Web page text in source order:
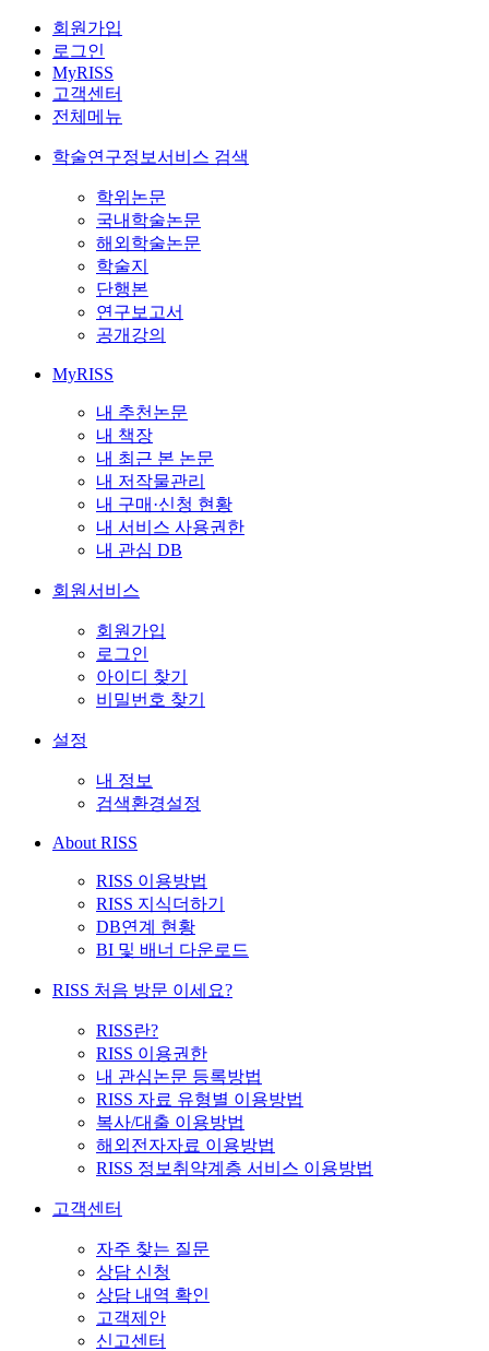
회원가입
로그인
MyRISS
고객센터
전체메뉴
학술연구정보서비스 검색
학위논문
국내학술논문
해외학술논문
학술지
단행본
연구보고서
공개강의
MyRISS
내 추천논문
내 책장
내 최근 본 논문
내 저작물관리
내 구매·신청 현황
내 서비스 사용권한
내 관심 DB
회원서비스
회원가입
로그인
아이디 찾기
비밀번호 찾기
설정
내 정보
검색환경설정
About RISS
RISS 이용방법
RISS 지식더하기
DB연계 현황
BI 및 배너 다운로드
RISS 처음 방문 이세요?
RISS란?
RISS 이용권한
내 관심논문 등록방법
RISS 자료 유형별 이용방법
복사/대출 이용방법
해외전자자료 이용방법
RISS 정보취약계층 서비스 이용방법
고객센터
자주 찾는 질문
상담 신청
상담 내역 확인
고객제안
신고센터